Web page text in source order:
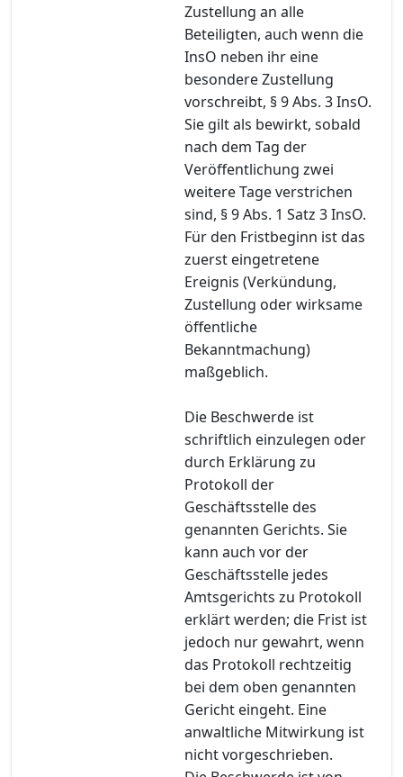
Zustellung an alle
Beteiligten, auch wenn die
InsO neben ihr eine
besondere Zustellung
vorschreibt, § 9 Abs. 3 InsO.
Sie gilt als bewirkt, sobald
nach dem Tag der
Veröffentlichung zwei
weitere Tage verstrichen
sind, § 9 Abs. 1 Satz 3 InsO.
Für den Fristbeginn ist das
zuerst eingetretene
Ereignis (Verkündung,
Zustellung oder wirksame
öffentliche
Bekanntmachung)
maßgeblich.
Die Beschwerde ist
schriftlich einzulegen oder
durch Erklärung zu
Protokoll der
Geschäftsstelle des
genannten Gerichts. Sie
kann auch vor der
Geschäftsstelle jedes
Amtsgerichts zu Protokoll
erklärt werden; die Frist ist
jedoch nur gewahrt, wenn
das Protokoll rechtzeitig
bei dem oben genannten
Gericht eingeht. Eine
anwaltliche Mitwirkung ist
nicht vorgeschrieben.